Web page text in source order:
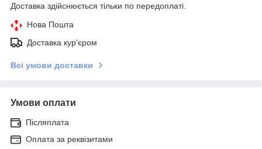
Доставка здійснюється тільки по передоплаті.
Нова Пошта
Доставка кур'єром
Всі умови доставки
Умови оплати
Післяплата
Оплата за реквізитами